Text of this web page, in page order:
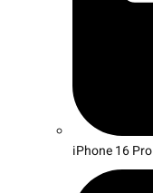
iPhone 16 Pro